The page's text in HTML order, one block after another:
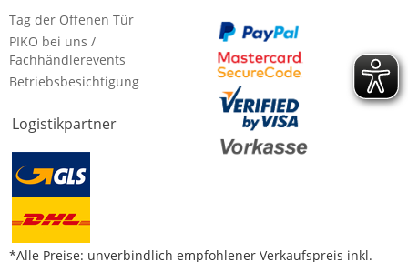
Tag der Offenen Tür
PIKO bei uns /
Fachhändlerevents
Betriebsbesichtigung
Logistikpartner
*Alle Preise: unverbindlich empfohlener Verkaufspreis inkl.